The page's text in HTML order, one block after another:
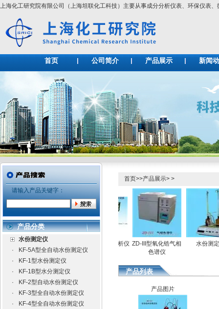
上海化工研究院有限公司（上海坦联化工科技）主要从事成分分析仪表、环保仪
首页 公司简介 产品展示 新闻
请输入产品关键字：
产品分类
水份测定仪
·
KF-5A型全自动水份测定仪
·
KF-1型水份测定仪
·
KF-1B型水分测定仪
·
KF-2型自动水份测定仪
·
KF-3型全自动水份测定仪
·
KF-4型全自动水份测定仪
首页>>产品展示> >
仪 氧化锆微量氧分析仪 氧化锆微量氧分析仪 ZD-III型氧化锆气相
色谱仪
水份测定仪
产品列表
产品图片